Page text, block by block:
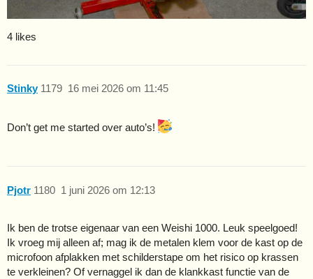
4 likes
Stinky 16 mei 2026 om 11:45
1179
Don’t get me started over auto’s!
Pjotr 1 juni 2026 om 12:13
1180
Ik ben de trotse eigenaar van een Weishi 1000. Leuk speelgoed!
Ik vroeg mij alleen af; mag ik de metalen klem voor de kast op de
microfoon afplakken met schilderstape om het risico op krassen
te verkleinen? Of vernaggel ik dan de klankkast functie van de